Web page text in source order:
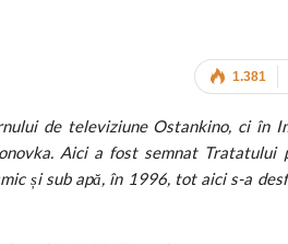
1.381
de televiziune Ostankino, ci în
Aici a fost semnat Tratatului
și sub apă, în 1996, tot aici s-a